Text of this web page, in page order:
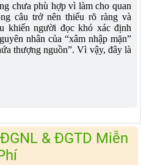
chưa phù hợp vì làm cho quan
câu trở nên thiếu rõ ràng và
khiến người đọc khó xác định
nhân của “xâm nhập mặn”
thượng nguồn”. Vì vậy, đây là
& ĐGTD Miễn